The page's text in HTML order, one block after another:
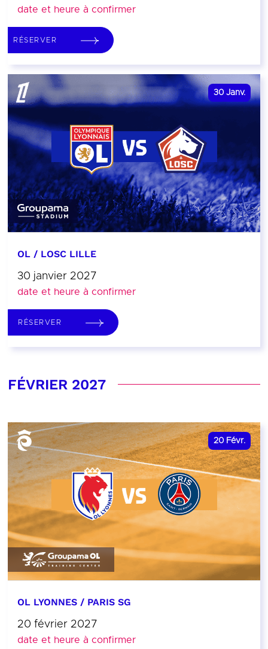
date et heure à confirmer
RÉSERVER
30 Janv.
OL / LOSC LILLE
30 janvier 2027
date et heure à confirmer
RÉSERVER
FÉVRIER 2027
20 Févr.
OL LYONNES / PARIS SG
20 février 2027
date et heure à confirmer